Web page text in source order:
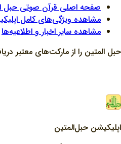
صفحه اصلی قرآن صوتی حبل
مشاهده ویژگی‌های کامل
مشاهده سایر اخبار و اطلاعیه‌ها
حبل المتین را از مارکت‌های معتبر
اپلیکیشن حبل‌المتین